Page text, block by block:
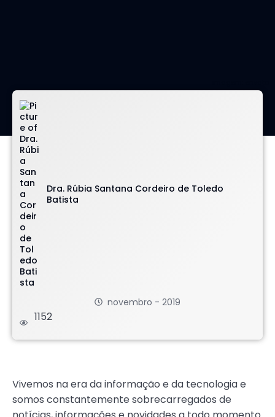
Dra. Rúbia Santana Cordeiro de Toledo
Batista
novembro - 2019
1152
Vivemos na era da informação e da tecnologia e
somos constantemente sobrecarregados de